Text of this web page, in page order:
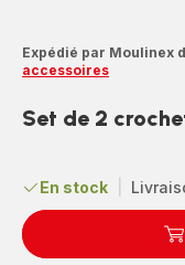
Expédié par Moulinex
accessoires
Set de 2
En stock